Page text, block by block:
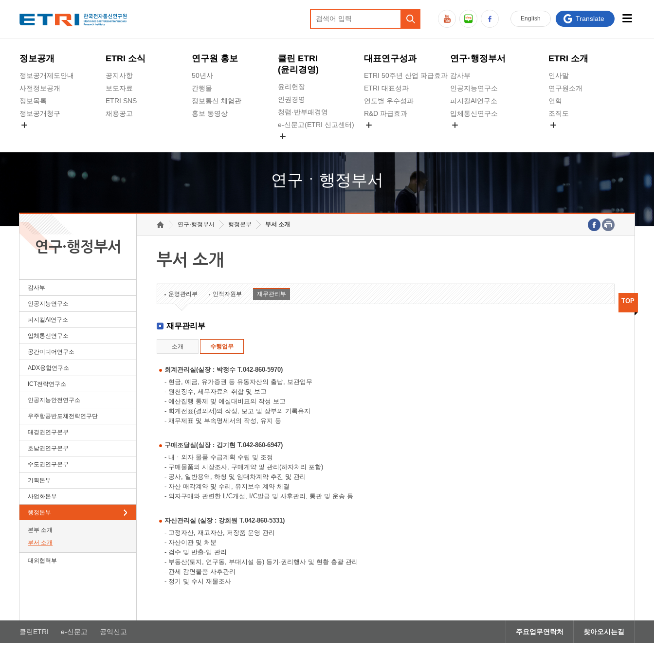
정보공개
정보공개제도안내
사전정보공개
정보목록
정보공개청구
ETRI 소식
공지사항
보도자료
ETRI SNS
채용공고
연구원 홍보
50년사
간행물
정보통신 체험관
홍보 동영상
클린 ETRI
(윤리경영)
윤리헌장
인권경영
청렴·반부패경영
e-신문고(ETRI 신고센터)
고객의소리
수의계약 현황
대표연구성과
ETRI 50주년 산업 파급효과
ETRI 대표성과
연도별 우수성과
R&D 파급효과
연구·행정부서
감사부
인공지능연구소
피지컬AI연구소
입체통신연구소
호남권연구본부
기획본부
ETRI 소개
인사말
연구원소개
연혁
조직도
연구원 고객헌장
주요업무연락처
English Translate
연구ㆍ행정부서
연구·행정부서
감사부
인공지능연구소
피지컬AI연구소
입체통신연구소
공간미디어연구소
ADX융합연구소
ICT전략연구소
인공지능안전연구소
우주항공반도체전략연구단
대경권연구본부
호남권연구본부
수도권연구본부
기획본부
사업화본부
행정본부
본부 소개
부서 소개
대외협력부
연구·행정부서 행정본부 부서 소개
부서 소개
운영관리부 인적자원부 재무관리부
재무관리부
소개 수행업무
회계관리실(실장 : 박정수 T.042-860-5970)
- 현금, 예금, 유가증권 등 유동자산의 출납, 보관업무
- 원천징수, 세무자료의 취합 및 보고
- 예산집행 통제 및 예실대비표의 작성 보고
- 회계전표(결의서)의 작성, 보고 및 장부의 기록유지
- 재무제표 및 부속명세서의 작성, 유지 등
구매조달실(실장 : 김기현 T.042-860-6947)
- 내ㆍ외자 물품 수급계획 수립 및 조정
- 구매물품의 시장조사, 구매계약 및 관리(하자처리 포함)
- 공사, 일반용역, 하청 및 임대차계약 추진 및 관리
- 자산 매각계약 및 수리, 유지보수 계약 체결
- 외자구매와 관련한 L/C개설, I/C발급 및 사후관리, 통관 및 운송 등
자산관리실 (실장 : 강희원 T.042-860-5331)
- 고정자산, 재고자산, 저장품 운영 관리
- 자산이관 및 처분
- 검수 및 반출·입 관리
- 부동산(토지, 연구동, 부대시설 등) 등기·권리행사 및 현황 총괄 관리
- 관세 감면물품 사후관리
- 정기 및 수시 재물조사
TOP
클린ETRI e-신문고 공익신고 주요업무연락처 찾아오시는길